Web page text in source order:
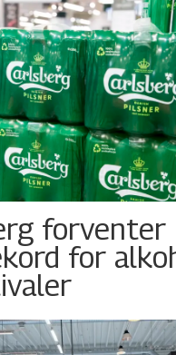
forventer
for